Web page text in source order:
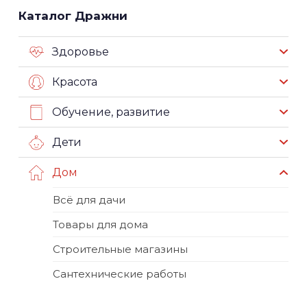
Каталог Дражни
Здоровье
Красота
Обучение, развитие
Дети
Дом
Всё для дачи
Товары для дома
Строительные магазины
Сантехнические работы